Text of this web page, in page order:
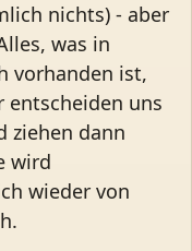
nichts) - aber
was in
vorhanden ist,
entscheiden uns
ziehen dann
wird
wieder von